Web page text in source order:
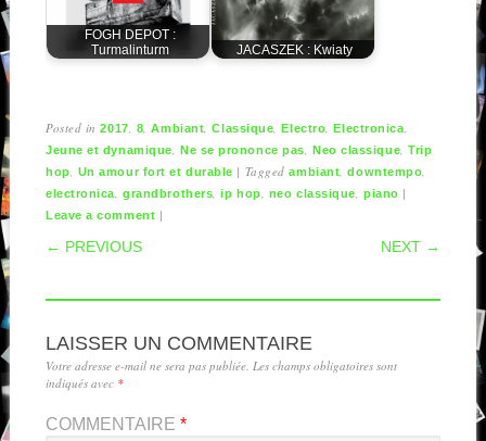
FOGH DEPOT :
Turmalinturm
JACASZEK : Kwiaty
Posted in2017 8 ,Ambiant ,Classique ,Electro ,Electronica
Jeune et dynamique Ne se prononce pas Neo classique ,Trip
hop
Un amour fort et durable | Taggedambiant ,downtempo
electronica ,grandbrothers ,ip hop neo classique ,piano |
Leave a comment |
POST NAVIGATION
← PREVIOUS NEXT →
LAISSER UN COMMENTAIRE
Votre adresse e-mail ne sera pas publiée. Les champs obligatoires sont
indiqués avec *
COMMENTAIRE *